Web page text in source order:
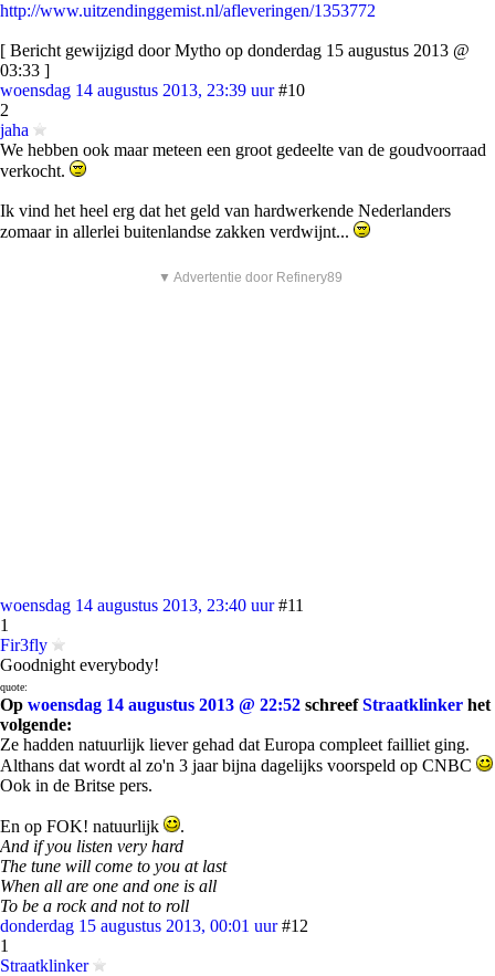
http://www.uitzendinggemist.nl/afleveringen/1353772
[ Bericht gewijzigd door Mytho op donderdag 15 augustus 2013 @
03:33 ]
woensdag 14 augustus 2013, 23:39 uur #10
2
jaha
We hebben ook maar meteen een groot gedeelte van de goudvoorraad
verkocht.
Ik vind het heel erg dat het geld van hardwerkende Nederlanders
zomaar in allerlei buitenlandse zakken verdwijnt...
▼ Advertentie door Refinery89
woensdag 14 augustus 2013, 23:40 uur #11
1
Fir3fly
Goodnight everybody!
quote:
Op woensdag 14 augustus 2013 @ 22:52 schreefStraatklinker het
volgende:
Ze hadden natuurlijk liever gehad dat Europa compleet failliet ging.
Althans dat wordt al zo'n 3 jaar bijna dagelijks voorspeld op CNBC
Ook in de Britse pers.
En op FOK! natuurlijk
.
And if you listen very hard
The tune will come to you at last
When all are one and one is all
To be a rock and not to roll
donderdag 15 augustus 2013, 00:01 uur #12
1
Straatklinker